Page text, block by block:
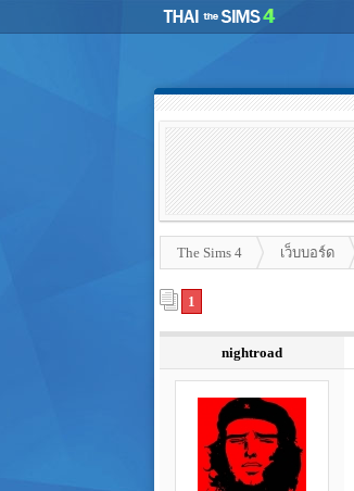
The Sims 4 เว็บบอร์ด
1
nightroad